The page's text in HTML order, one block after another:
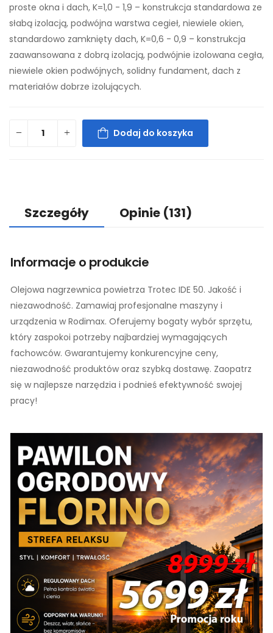
proste okna i dach, K=1,0 - 1,9 – konstrukcja standardowa ze
słabą izolacją, podwójna warstwa cegieł, niewiele okien,
standardowo zamknięty dach, K=0,6 - 0,9 – konstrukcja
zaawansowana z dobrą izolacją, podwójnie izolowana cegła,
niewiele okien podwójnych, solidny fundament, dach z
materiałów dobrze izolujących.
Dodaj do koszyka
Szczegóły Opinie (131)
Informacje o produkcie
Olejowa nagrzewnica powietrza Trotec IDE 50. Jakość i
niezawodność. Zamawiaj profesjonalne maszyny i
urządzenia w Rodimax. Oferujemy bogaty wybór sprzętu,
który zaspokoi potrzeby najbardziej wymagających
fachowców. Gwarantujemy konkurencyjne ceny,
niezawodność produktów oraz szybką dostawę. Zaopatrz
się w najlepsze narzędzia i podnieś efektywność swojej
pracy!